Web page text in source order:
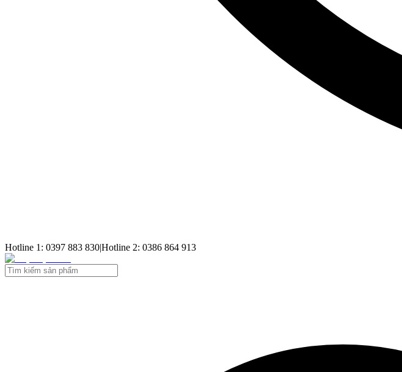
Hotline 1: 0397 883 830|Hotline 2: 0386 864 913